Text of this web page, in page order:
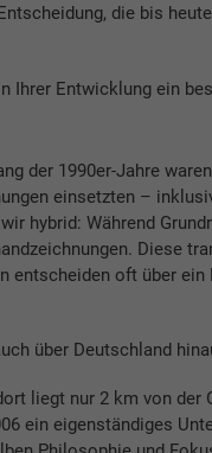
die bis
Ihrer Entwicklung ein
der 1990er-Jahre
einsetzten –
hybrid: Während
Diese
entscheiden oft über
über Deutschland
liegt nur 2 km von der
ein eigenständiges